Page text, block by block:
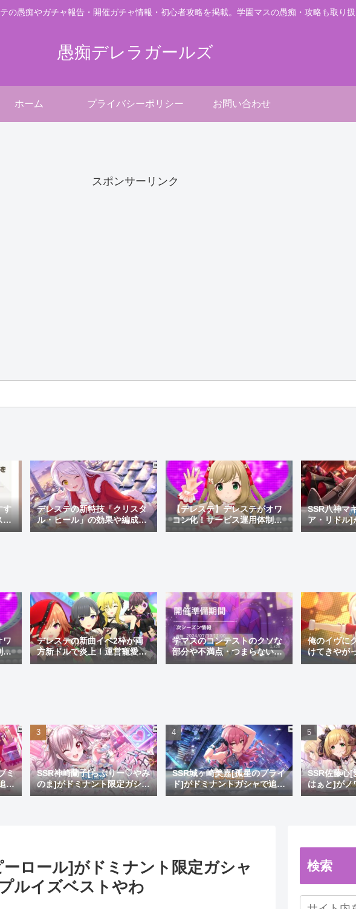
の愚痴やガチャ報告・開催ガチャ情報・初心者攻略を掲載。学園マスの愚痴・攻略も取り扱
愚痴デレラガールズ
ホーム プライバシーポリシー お問い合わせ
スポンサーリンク
す
キ
デレステの新特技「クリスタ
ル・ヒール」の効果や編成例
を解説！放置編成への組み込
【デレステ】デレステがオワ
コン化！サービス運用体制変
更でサ終秒読み開始！デレス
SSR八神マ
ア・リドル]
定ガチャに
ワ
変
ス
デレステの新曲イベ2枠が両
方新ドルで炎上！運営寵愛白
黒コンビと当て馬踏み台しき
学マスのコンテストのクソな
部分や不満点・つまらない点
などを紹介。上位勢たちよく
俺のイヴに
けてきやが
への愚痴
ミ
SSR神崎蘭子[らぶりー♡やみ
のま]がドミナント限定ガシャ
にて実装！このブスがキュー
SSR城ヶ崎美嘉[孤星のプライ
ド]がドミナントガシャで追
加！デザインも生足も良い神
SSR佐藤心[
はぁと]がノ
追加！しゅ
ロール]がドミナント限定ガシャ
ルイズベストやわ
検索